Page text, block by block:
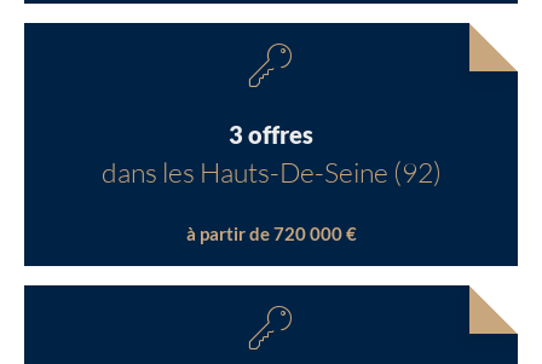
3 offres
dans les Hauts-De-Seine (92)
à partir de 720 000 €